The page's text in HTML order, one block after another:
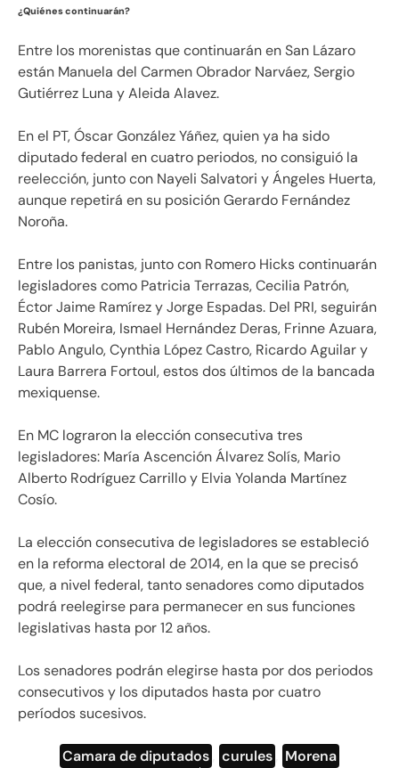
¿Quiénes continuarán?
Entre los morenistas que continuarán en San Lázaro
están Manuela del Carmen Obrador Narváez, Sergio
Gutiérrez Luna y Aleida Alavez.
En el PT, Óscar González Yáñez, quien ya ha sido
diputado federal en cuatro periodos, no consiguió la
reelección, junto con Nayeli Salvatori y Ángeles Huerta,
aunque repetirá en su posición Gerardo Fernández
Noroña.
Entre los panistas, junto con Romero Hicks continuarán
legisladores como Patricia Terrazas, Cecilia Patrón,
Éctor Jaime Ramírez y Jorge Espadas. Del PRI, seguirán
Rubén Moreira, Ismael Hernández Deras, Frinne Azuara,
Pablo Angulo, Cynthia López Castro, Ricardo Aguilar y
Laura Barrera Fortoul, estos dos últimos de la bancada
mexiquense.
En MC lograron la elección consecutiva tres
legisladores: María Ascención Álvarez Solís, Mario
Alberto Rodríguez Carrillo y Elvia Yolanda Martínez
Cosío.
La elección consecutiva de legisladores se estableció
en la reforma electoral de 2014, en la que se precisó
que, a nivel federal, tanto senadores como diputados
podrá reelegirse para permanecer en sus funciones
legislativas hasta por 12 años.
Los senadores podrán elegirse hasta por dos periodos
consecutivos y los diputados hasta por cuatro
períodos sucesivos.
Camara de diputados curules Morena